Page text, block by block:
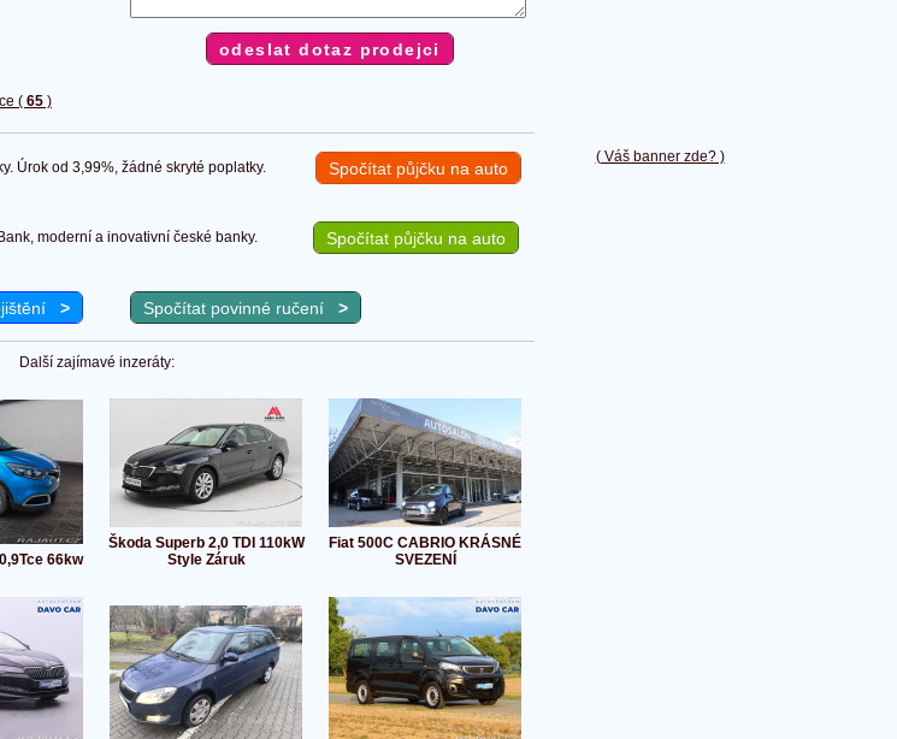
( Váš banner zde? )
( 65 )
Úrok od 3,99%, žádné skryté poplatky. Spočítat půjčku na auto
moderní a inovativní české banky. Spočítat půjčku na auto
> Spočítat povinné ručení >
Další zajímavé inzeráty:
66kw
Škoda Superb 2,0 TDI 110kW
Style Záruk
Fiat 500C CABRIO KRÁSNÉ
SVEZENÍ